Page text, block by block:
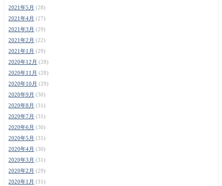
2021年5月 (28)
2021年4月 (27)
2021年3月 (29)
2021年2月 (22)
2021年1月 (29)
2020年12月 (28)
2020年11月 (28)
2020年10月 (29)
2020年9月 (30)
2020年8月 (31)
2020年7月 (31)
2020年6月 (30)
2020年5月 (31)
2020年4月 (30)
2020年3月 (31)
2020年2月 (29)
2020年1月 (31)